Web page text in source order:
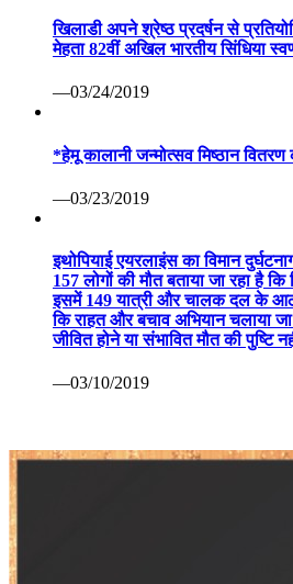
खिलाडी अपने श्रेष्ठ प्रदर्षन से
मेहता 82वीं अखिल भारतीय सिंधिया
—03/24/2019
*हेमू कालानी जन्मोत्सव मिष्ठान
—03/23/2019
इथोपियाई एयरलाइंस का विमान
157 लोगों की मौत बताया जा रहा है कि
इसमें 149 यात्री और चालक दल के
कि राहत और बचाव अभियान चलाया
जीवित होने या संभावित मौत की पुष्टि
—03/10/2019